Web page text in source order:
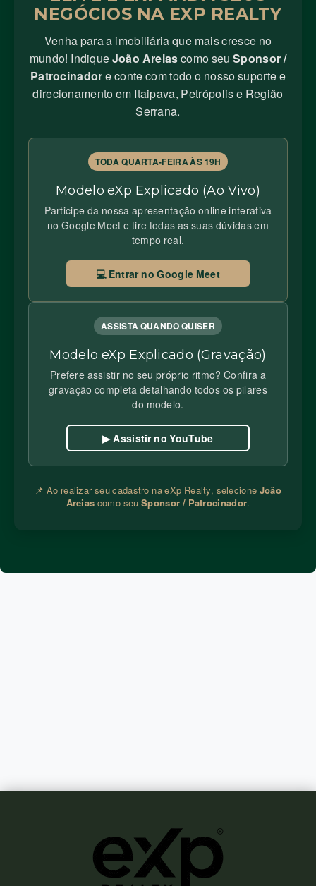
NEGÓCIOS NA EXP REALTY
Venha para a imobiliária que mais cresce no
mundo! IndiqueJoão Areiascomo seuSponsor /
Patrocinadore conte com todo o nosso suporte e
direcionamento em Itaipava, Petrópolis e Região
Serrana.
TODA QUARTA-FEIRA ÀS 19H
Modelo eXp Explicado (Ao Vivo)
Participe da nossa apresentação online interativa
no Google Meet e tire todas as suas dúvidas em
tempo real.
💻 Entrar no Google Meet
ASSISTA QUANDO QUISER
Modelo eXp Explicado (Gravação)
Prefere assistir no seu próprio ritmo? Confira a
gravação completa detalhando todos os pilares
do modelo.
▶ Assistir no YouTube
📌 Ao realizar seu cadastro na eXp Realty, selecione João
Areias como seuSponsor / Patrocinador.